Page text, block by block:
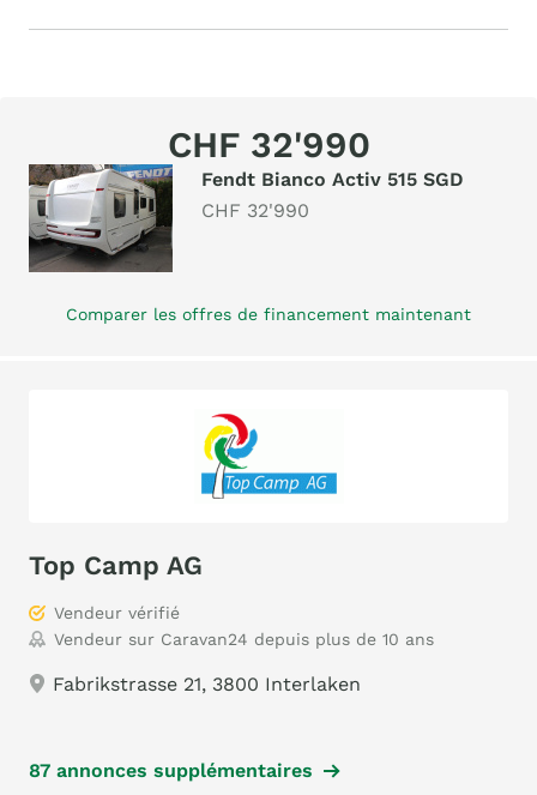
CHF 32'990
Fendt Bianco Activ 515 SGD
CHF 32'990
Comparer les offres de financement maintenant
Top Camp AG
Vendeur vérifié
Vendeur sur Caravan24 depuis plus de 10 ans
Fabrikstrasse 21, 3800 Interlaken
87 annonces supplémentaires